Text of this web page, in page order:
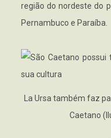
região do nordeste do
Pernambuco e Paraíba.
La Ursa também faz
Caetano